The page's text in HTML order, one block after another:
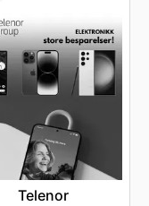
Telenor